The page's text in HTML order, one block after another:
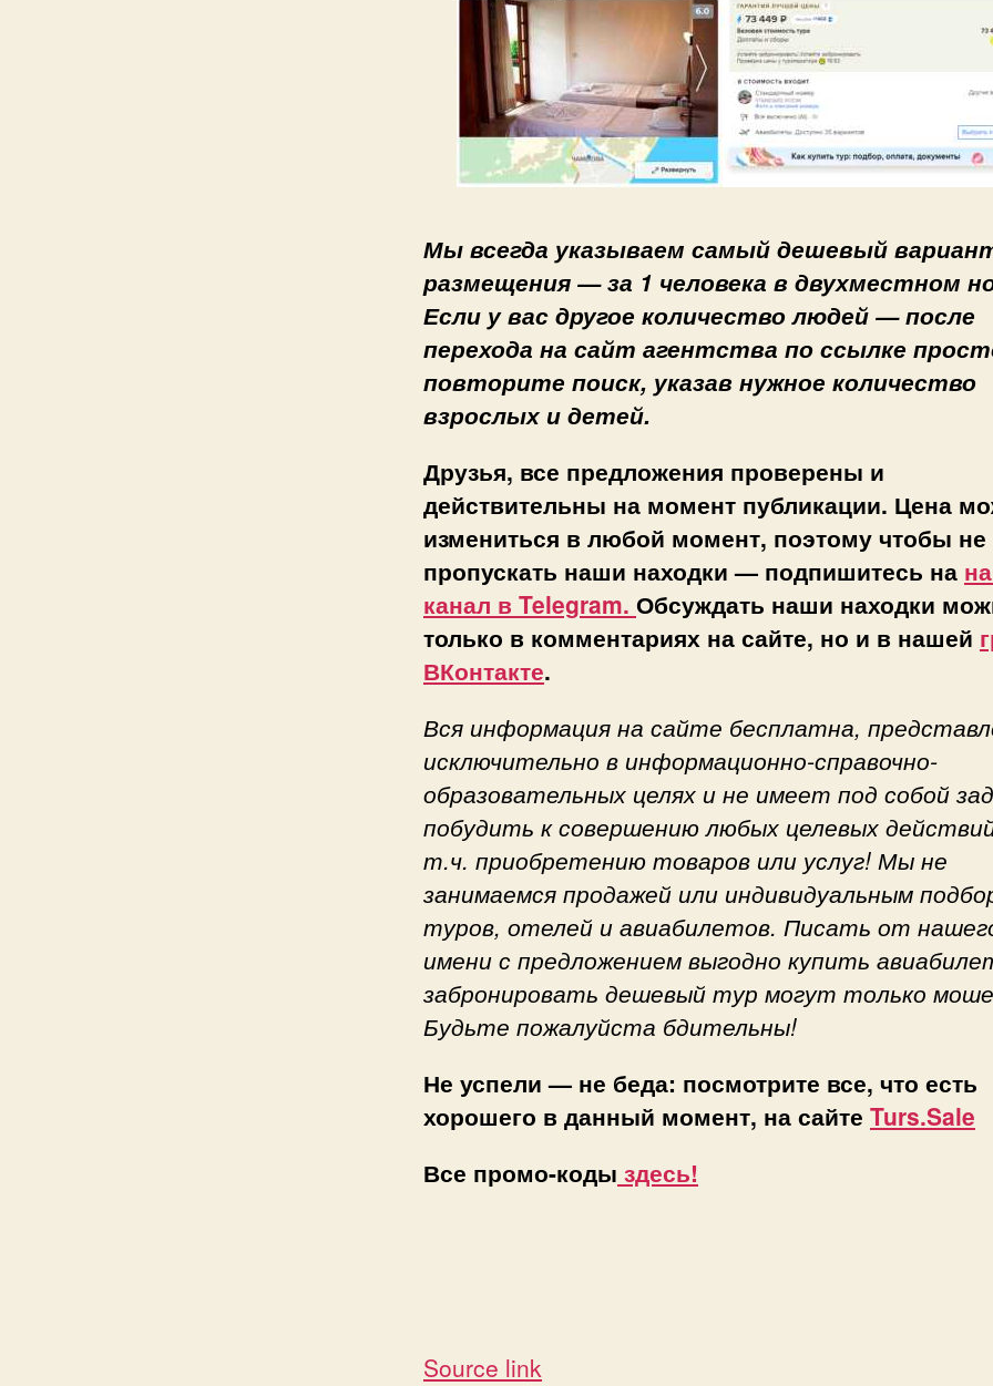
Мы всегда указываем самый дешевый
размещения — за 1 человека в двухместном
Если у вас другое количество людей — после
перехода на сайт агентства по ссылке
повторите поиск, указав нужное количество
взрослых и детей.
Друзья, все предложения проверены и
действительны на момент публикации. Цена
измениться в любой момент, поэтому чтобы не
пропускать наши находки — подпишитесь на
канал в Telegram. Обсуждать наши находки
только в комментариях на сайте, но и в нашей
ВКонтакте.
Вся информация на сайте бесплатна,
исключительно в информационно-справочно-
образовательных целях и не имеет под собой
побудить к совершению любых целевых
т.ч. приобретению товаров или услуг! Мы не
занимаемся продажей или индивидуальным
туров, отелей и авиабилетов. Писать от
имени с предложением выгодно купить
забронировать дешевый тур могут только
Будьте пожалуйста бдительны!
Не успели — не беда: посмотрите все, что есть
хорошего в данный момент, на сайте Turs.Sale
Все промо-коды здесь!
Source link